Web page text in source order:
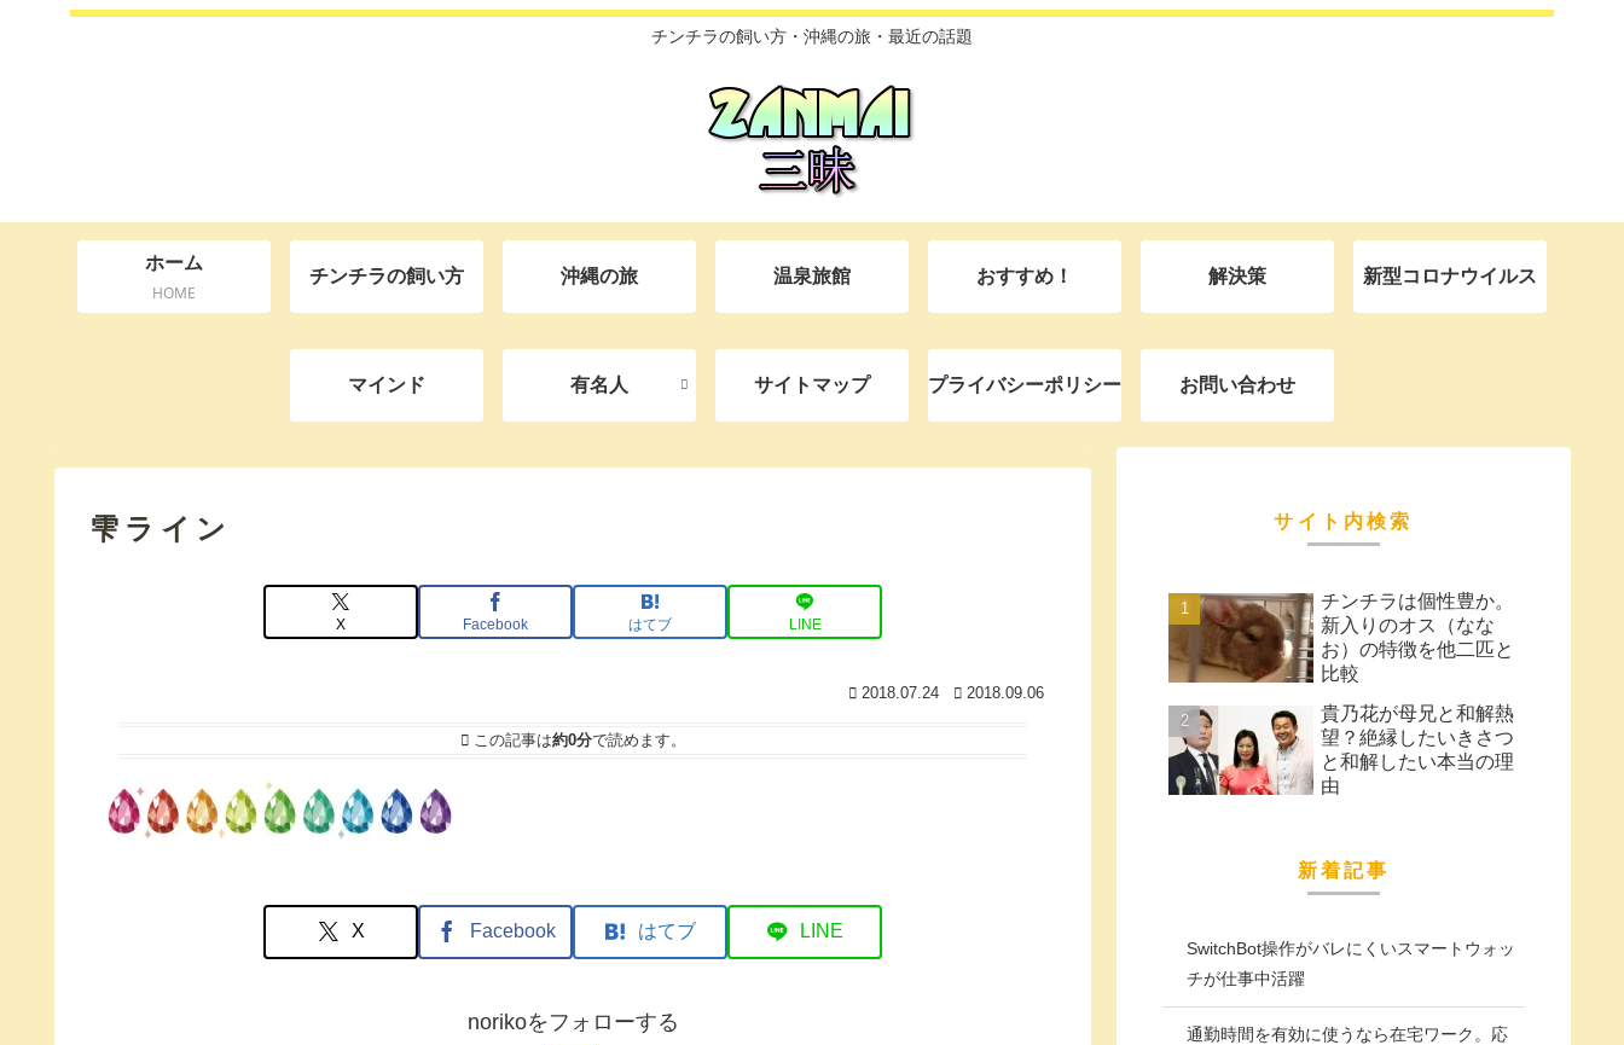
チンチラの飼い方・沖縄の旅・最近の話題
ホーム
HOME
チンチラの飼い方 沖縄の旅 温泉旅館 おすすめ！ 解決策 新型コロナウイルス
マインド 有名人 サイトマップ プライバシーポリシー お問い合わせ
雫ライン
X Facebook はてブ LINE
2018.07.24 2018.09.06
この記事は約0分で読めます。
X Facebook はてブ LINE
norikoをフォローする
サイト内検索
チンチラは個性豊か。
新入りのオス（なな
お）の特徴を他二匹と
比較
貴乃花が母兄と和解熱
望？絶縁したいきさつ
と和解したい本当の理
由
新着記事
SwitchBot操作がバレにくいスマートウォッ
チが仕事中活躍
通勤時間を有効に使うなら在宅ワーク。応